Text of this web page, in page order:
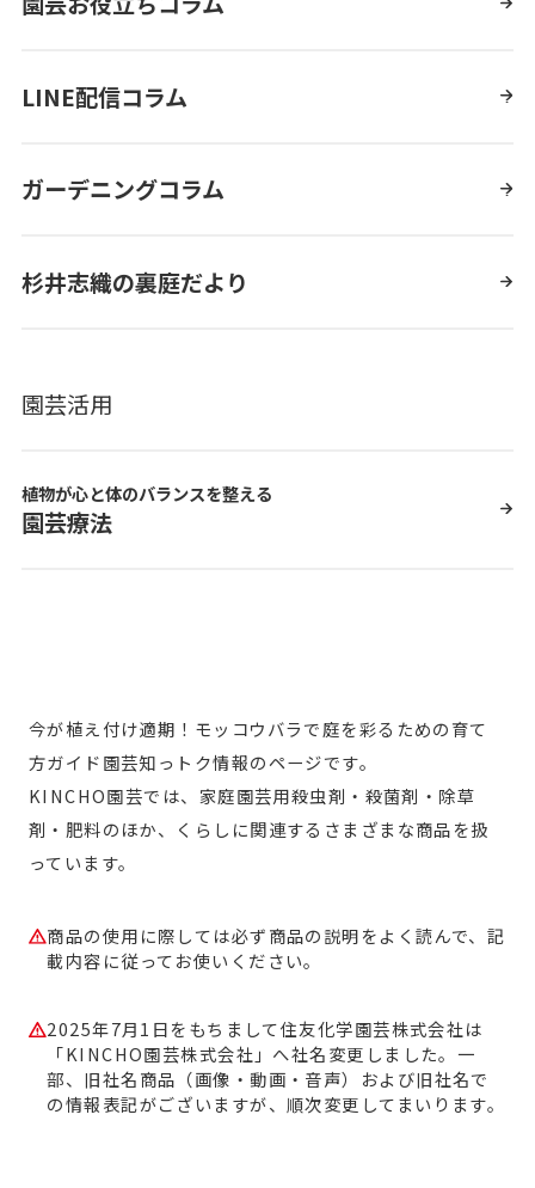
LINE配信コラム
ガーデニングコラム
杉井志織の裏庭だより
園芸活用
植物が心と体のバランスを整える
園芸療法
今が植え付け適期！モッコウバラで庭を彩るための育て
方ガイド園芸知っトク情報のページです。
KINCHO園芸では、家庭園芸用殺虫剤・殺菌剤・除草
剤・肥料のほか、くらしに関連するさまざまな商品を扱
っています。
商品の使用に際しては必ず商品の説明をよく読んで、記
載内容に従ってお使いください。
2025年7月1日をもちまして住友化学園芸株式会社は
「KINCHO園芸株式会社」へ社名変更しました。一
部、旧社名商品（画像・動画・音声）および旧社名で
の情報表記がございますが、順次変更してまいります。